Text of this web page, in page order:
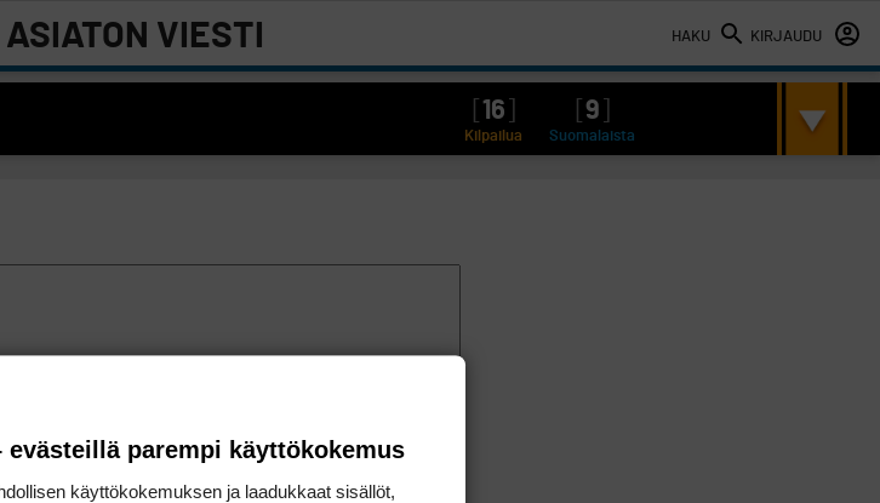
HAKU KIRJAUDU
ASIATON VIESTI
16 9
Kilpailua Suomalaista
parempi käyttökokemus
käyttökokemuksen ja laadukkaat sisällöt,